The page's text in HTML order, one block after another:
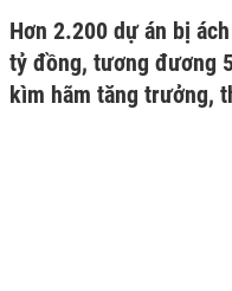
Hơn 2.200 dự án bị
tỷ đồng, tương đương
kìm hãm tăng trưởng,